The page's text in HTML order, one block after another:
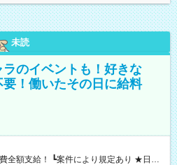
未読
のイベントも！好きな
！働いたその日に給料